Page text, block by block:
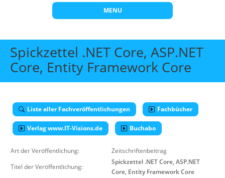
MENU
Start
Themen
Beratung
Offene Seminare
Wissen
Über uns
Suche
Spickzettel .NET Core, ASP.NET
Core, Entity Framework Core
Liste aller Fachveröffentlichungen Fachbücher
Verlag www.IT-Visions.de Buchabo
Art der Veröffentlichung:
Zeitschriftenbeitrag
Titel der Veröffentlichung:
Spickzettel .NET Core, ASP.NET
Core, Entity Framework Core